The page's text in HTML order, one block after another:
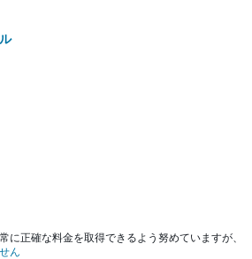
に正確な料金を取得できるよう努めていますが、
ん